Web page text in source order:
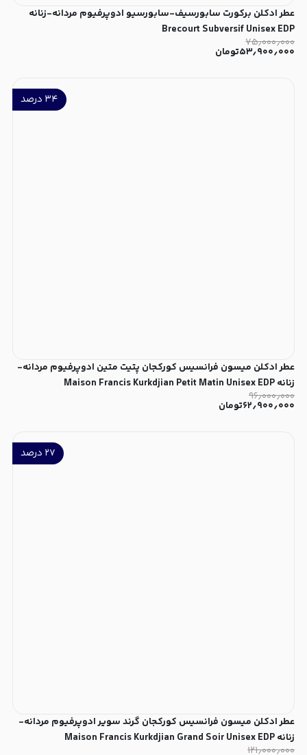
عطر ادکلن برکورت سابورسیف-سابورسیو ادوپرفیوم مردانه-زنانه
Brecourt Subversif Unisex EDP
۷۵٫۰۰۰٫۰۰۰
۵۳٫۹۰۰٫۰۰۰تومان
۳۴ درصد
عطر ادکلن میسون فرانسیس کورکجان پتیت متین ادوپرفیوم مردانه-
زنانه Maison Francis Kurkdjian Petit Matin Unisex EDP
۹۶٫۰۰۰٫۰۰۰
۶۲٫۹۰۰٫۰۰۰تومان
۲۷ درصد
عطر ادکلن میسون فرانسیس کورکجان گرند سویر ادوپرفیوم مردانه-
زنانه Maison Francis Kurkdjian Grand Soir Unisex EDP
۱۲۱٫۰۰۰٫۰۰۰